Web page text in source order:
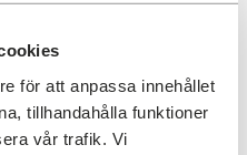
för att anpassa innehållet
tillhandahålla funktioner
vår trafik. Vi